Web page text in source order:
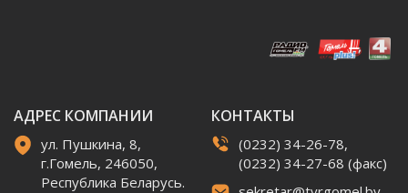
АДРЕС КОМПАНИИ
ул. Пушкина, 8,
г.Гомель, 246050,
Республика Беларусь.
КОНТАКТЫ
(0232) 34-26-78,
(0232) 34-27-68 (факс)